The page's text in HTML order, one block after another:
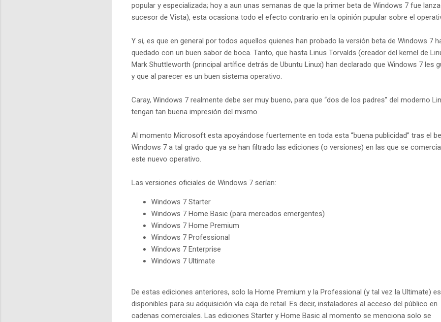
popular y especializada; hoy a aun unas semanas de que la primer beta de Windows 7 fue
sucesor de Vista), esta ocasiona todo el efecto contrario en la opinión pupular sobre el
Y si, es que en general por todos aquellos quienes han probado la versión beta de Windows 7
quedado con un buen sabor de boca. Tanto, que hasta Linus Torvalds (creador del kernel de
Mark Shuttleworth (principal artífice detrás de Ubuntu Linux) han declarado que Windows 7 les
y que al parecer es un buen sistema operativo.
Caray, Windows 7 realmente debe ser muy bueno, para que “dos de los padres” del moderno
tengan tan buena impresión del mismo.
Al momento Microsoft esta apoyándose fuertemente en toda esta “buena publicidad” tras el
Windows 7 a tal grado que ya se han filtrado las ediciones (o versiones) en las que se
este nuevo operativo.
Las versiones oficiales de Windows 7 serían:
Windows 7 Starter
Windows 7 Home Basic (para mercados emergentes)
Windows 7 Home Premium
Windows 7 Professional
Windows 7 Enterprise
Windows 7 Ultimate
De estas ediciones anteriores, solo la Home Premium y la Professional (y tal vez la Ultimate)
disponibles para su adquisición vía caja de retail. Es decir, instaladores al acceso del público en
cadenas comerciales. Las ediciones Starter y Home Basic al momento se menciona solo se